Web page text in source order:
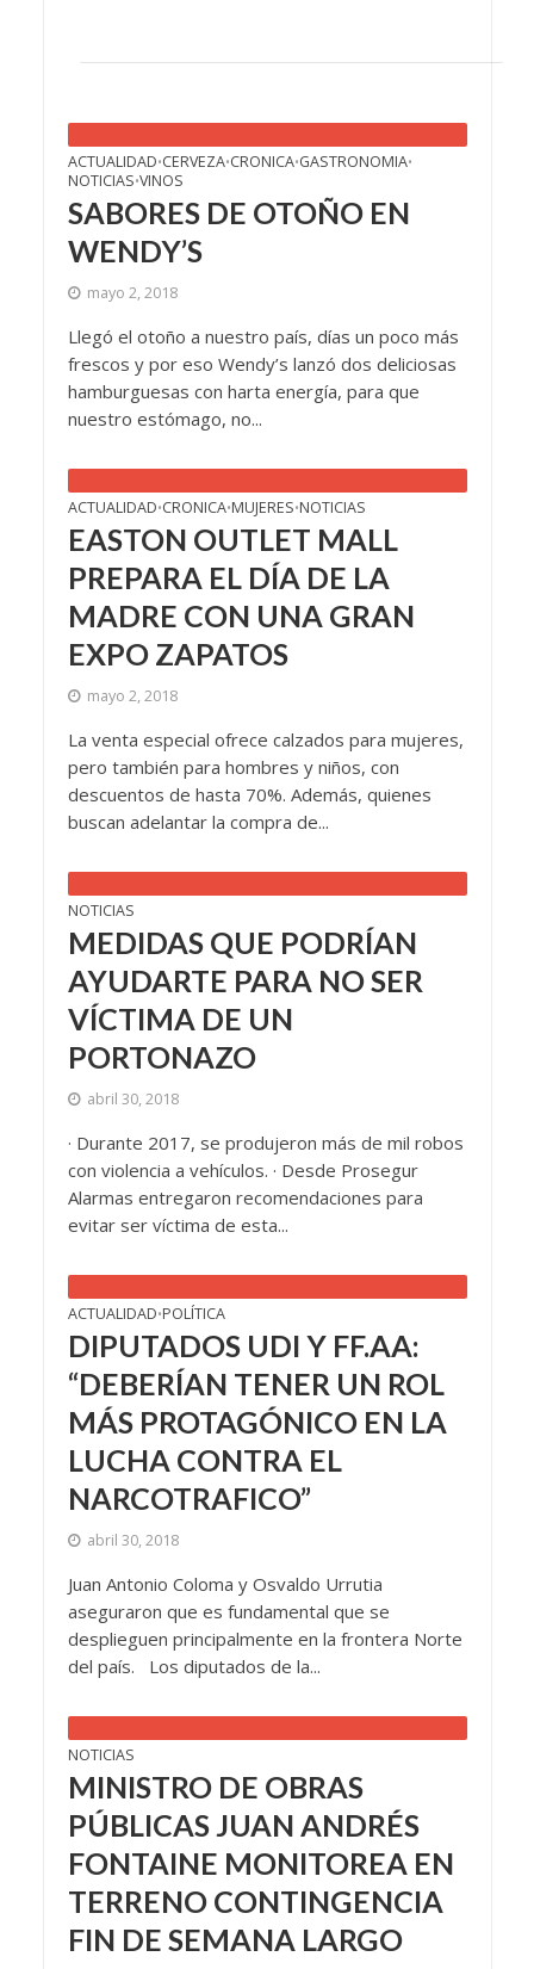
ACTUALIDAD•CERVEZA•CRONICA•GASTRONOMIA•
NOTICIAS•VINOS
SABORES DE OTOÑO EN
WENDY’S
mayo 2, 2018
Llegó el otoño a nuestro país, días un poco más
frescos y por eso Wendy’s lanzó dos deliciosas
hamburguesas con harta energía, para que
nuestro estómago, no...
ACTUALIDAD•CRONICA•MUJERES•NOTICIAS
EASTON OUTLET MALL
PREPARA EL DÍA DE LA
MADRE CON UNA GRAN
EXPO ZAPATOS
mayo 2, 2018
La venta especial ofrece calzados para mujeres,
pero también para hombres y niños, con
descuentos de hasta 70%. Además, quienes
buscan adelantar la compra de...
NOTICIAS
MEDIDAS QUE PODRÍAN
AYUDARTE PARA NO SER
VÍCTIMA DE UN
PORTONAZO
abril 30, 2018
· Durante 2017, se produjeron más de mil robos
con violencia a vehículos. · Desde Prosegur
Alarmas entregaron recomendaciones para
evitar ser víctima de esta...
ACTUALIDAD•POLÍTICA
DIPUTADOS UDI Y FF.AA:
“DEBERÍAN TENER UN ROL
MÁS PROTAGÓNICO EN LA
LUCHA CONTRA EL
NARCOTRAFICO”
abril 30, 2018
Juan Antonio Coloma y Osvaldo Urrutia
aseguraron que es fundamental que se
desplieguen principalmente en la frontera Norte
del país. Los diputados de la...
NOTICIAS
MINISTRO DE OBRAS
PÚBLICAS JUAN ANDRÉS
FONTAINE MONITOREA EN
TERRENO CONTINGENCIA
FIN DE SEMANA LARGO